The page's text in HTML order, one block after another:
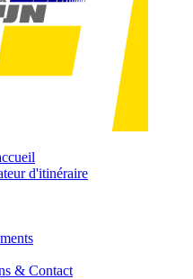
d'itinéraire
& Contact